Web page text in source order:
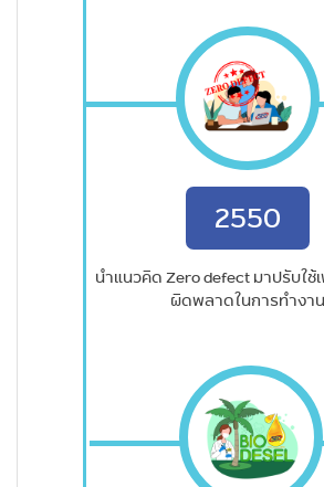
2550
นำแนวคิด Zero defect มาปรับใช้
ผิดพลาดในการทำงาน